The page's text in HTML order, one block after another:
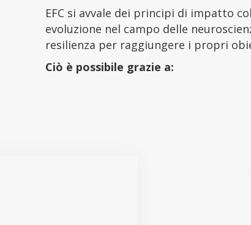
EFC si avvale dei principi di impatto
evoluzione nel campo delle
resilienza per raggiungere i propri
Ciò è possibile grazie a: